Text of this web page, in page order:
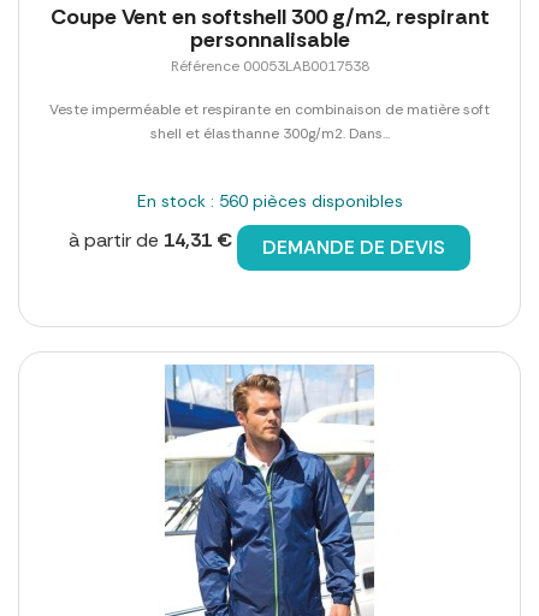
Coupe Vent en softshell 300 g/m2, respirant
personnalisable
Référence 00053LAB0017538
Veste imperméable et respirante en combinaison de matière soft
shell et élasthanne 300g/m2. Dans...
En stock : 560 pièces disponibles
à partir de 14,31 € DEMANDE DE DEVIS